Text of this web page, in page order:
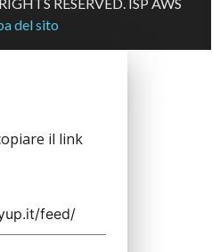
del sito
il link